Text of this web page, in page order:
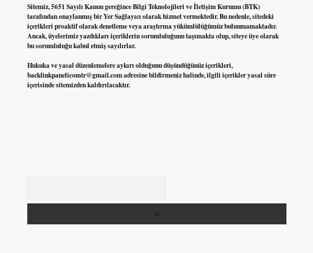
Sitemiz, 5651 Sayılı Kanun gereğince Bilgi Teknolojileri ve İletişim Kurumu (BTK)
tarafından onaylanmış bir Yer Sağlayıcı olarak hizmet vermektedir. Bu nedenle, sitedeki
içerikleri proaktif olarak denetleme veya araştırma yükümlülüğümüz bulunmamaktadır.
Ancak, üyelerimiz yazdıkları içeriklerin sorumluluğunu taşımakta olup, siteye üye olarak
bu sorumluluğu kabul etmiş sayılırlar.
Hukuka ve yasal düzenlemelere aykırı olduğunu düşündüğünüz içerikleri,
backlinkpanelicomtr@gmail.comadresine bildirmeniz halinde, ilgili içerikler yasal süre
içerisinde sitemizden kaldırılacaktır.